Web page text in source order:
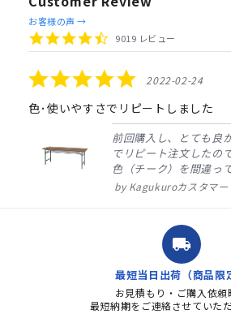
Reviews
carousel
4.4
star
9019 レビュー
お客様の声 →
5.0
star
rating
2022-02-24
色･使いやすさでリピートしました
前回購入し、とても良
でリピート注文したの
色（チーク）を間違っ
ュラル」としてしまい
ました。商品到着も早く
質・使いやすさで満足
す。また、リピートす
よろしくお...
Kagukuroカスタマー
local_shipping
最短当日出荷（商品限
お見積もり・ご購入依頼
最短納期をご連絡させていただ